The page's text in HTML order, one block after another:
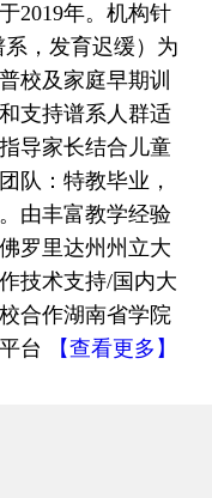
2019年。机构针
，发育迟缓）为
校及家庭早期训
支持谱系人群适
导家长结合儿童
队：特教毕业，
由丰富教学经验
罗里达州州立大
技术支持/国内大
合作湖南省学院
台
【查看更多】